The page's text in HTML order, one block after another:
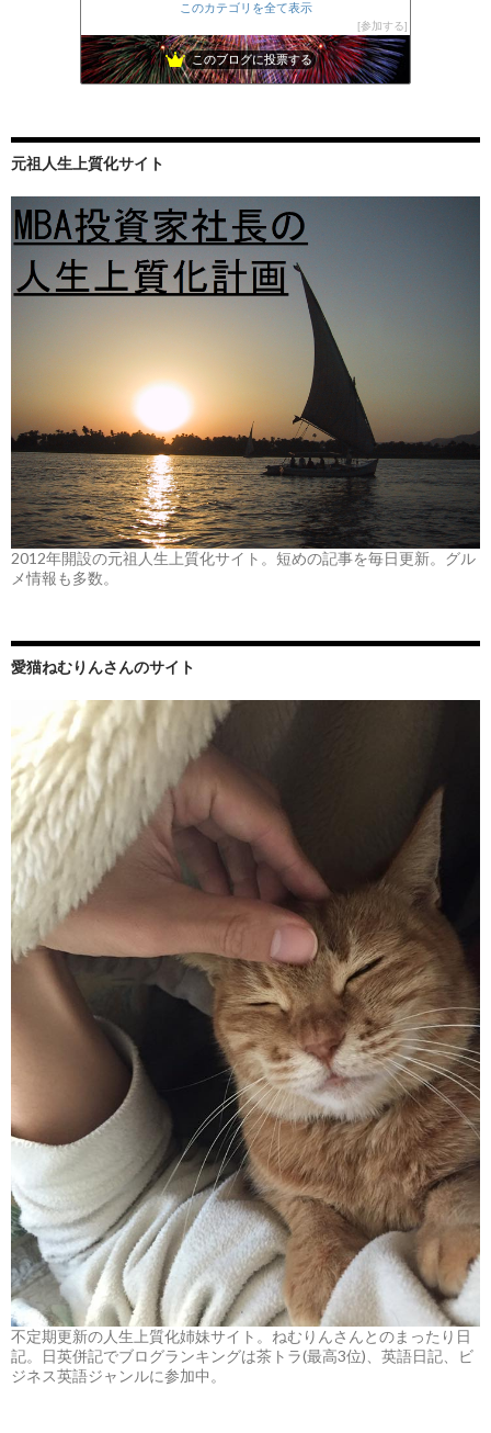
このカテゴリを全て表示
参加する
このブログに投票する
元祖人生上質化サイト
2012年開設の元祖人生上質化サイト。短めの記事を毎日更新。グル
メ情報も多数。
愛猫ねむりんさんのサイト
不定期更新の人生上質化姉妹サイト。ねむりんさんとのまったり日
記。日英併記でブログランキングは茶トラ(最高3位)、英語日記、ビ
ジネス英語ジャンルに参加中。